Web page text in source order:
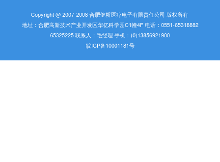
Copyright @ 2007-2008 合肥健桥医疗电子有限责任公司 版权所有
地址：合肥高新技术产业开发区华亿科学园C1幢4F 电话：0551-65318882
65325225 联系人：毛经理 手机：(0)13856921900
皖ICP备10001181号